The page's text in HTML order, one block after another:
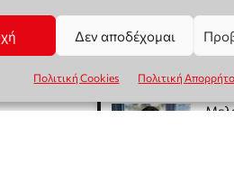
Δεν αποδέχομαι
Πολιτική Cookies Πολιτική